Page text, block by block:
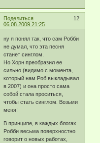
Поделиться
12
06.08.2009 21:25
ну я понял так, что сам Робби
не думал, что эта песня
станет синглом.
Но Хорн преобразил ее
сильно (видимо с момента,
который нам Роб выкладывал
в 2007) и она просто сама
собой стала проситься,
чтобы стать синглом. Возьми
меня!
В принципе, в каждых блогах
Робби весьма поверхностно
говорит о новых работах,